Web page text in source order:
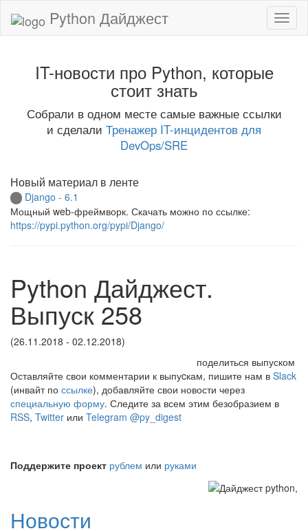
Python Дайджест
IT-новости про Python, которые
стоит знать
Собрали в одном месте самые важные ссылки
и сделали Тренажер IT-инцидентов для
DevOps/SRE
Новый материал в ленте
Django - 6.1
Мощный web-фреймворк. Скачать можно по ссылке:
https://pypi.python.org/pypi/Django/
Python Дайджест.
Выпуск 258
(26.11.2018 - 02.12.2018)
поделиться выпуском
Оставляйте свои комментарии к выпуcкам, пишите нам в Slack
(инвайт по ссылке), добавляйте свои новости через
специальную форму. Следите за всем этим безобразием в
RSS, Twitter или Telegram @py_digest
Поддержите проект рублем или руками
Новости